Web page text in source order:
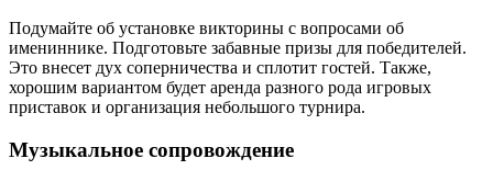
Подумайте об установке викторины с вопросами об
имениннике. Подготовьте забавные призы для победителей.
Это внесет дух соперничества и сплотит гостей. Также,
хорошим вариантом будет аренда разного рода игровых
приставок и организация небольшого турнира.
Музыкальное сопровождение